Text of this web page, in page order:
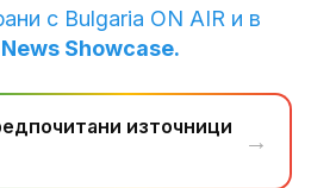
с Bulgaria ON AIR и в
Showcase.
източници
→